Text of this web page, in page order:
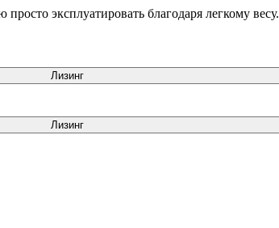
эксплуатировать благодаря легкому весу.
Лизинг
Лизинг